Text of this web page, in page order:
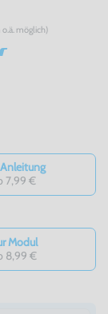
möglich)
7,99 €
Modul
8,99 €